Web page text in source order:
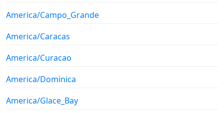
America/Campo_Grande
America/Caracas
America/Curacao
America/Dominica
America/Glace_Bay